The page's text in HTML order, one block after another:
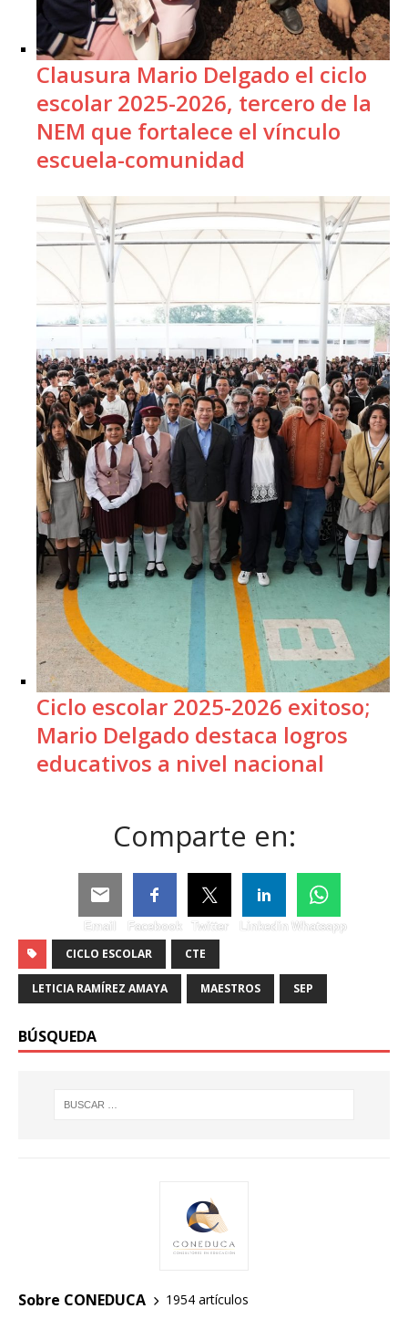
Clausura Mario Delgado el ciclo
escolar 2025-2026, tercero de la
NEM que fortalece el vínculo
escuela-comunidad
Ciclo escolar 2025-2026 exitoso;
Mario Delgado destaca logros
educativos a nivel nacional
Comparte en:
Email Facebook Twitter Linkedin Whatsapp
CICLO ESCOLAR CTE
LETICIA RAMÍREZ AMAYA MAESTROS SEP
BÚSQUEDA
Sobre CONEDUCA
1954 artículos